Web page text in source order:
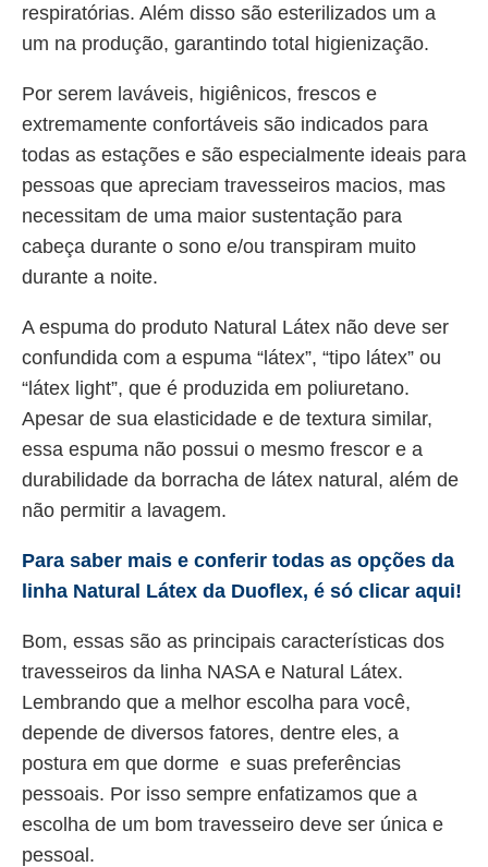
respiratórias. Além disso são esterilizados um a
um na produção, garantindo total higienização.
Por serem laváveis, higiênicos, frescos e
extremamente confortáveis são indicados para
todas as estações e são especialmente ideais para
pessoas que apreciam travesseiros macios, mas
necessitam de uma maior sustentação para
cabeça durante o sono e/ou transpiram muito
durante a noite.
A espuma do produto Natural Látex não deve ser
confundida com a espuma “látex”, “tipo látex” ou
“látex light”, que é produzida em poliuretano.
Apesar de sua elasticidade e de textura similar,
essa espuma não possui o mesmo frescor e a
durabilidade da borracha de látex natural, além de
não permitir a lavagem.
Para saber mais e conferir todas as opções da
linha Natural Látex da Duoflex, é só clicar aqui!
Bom, essas são as principais características dos
travesseiros da linha NASA e Natural Látex.
Lembrando que a melhor escolha para você,
depende de diversos fatores, dentre eles, a
postura em que dorme e suas preferências
pessoais. Por isso sempre enfatizamos que a
escolha de um bom travesseiro deve ser única e
pessoal.